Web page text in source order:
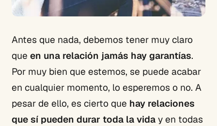
Antes que nada, debemos tener muy claro
que en una relación jamás hay garantías.
Por muy bien que estemos, se puede acabar
en cualquier momento, lo esperemos o no. A
pesar de ello, es cierto que hay relaciones
que sí pueden durar toda la vida y en todas